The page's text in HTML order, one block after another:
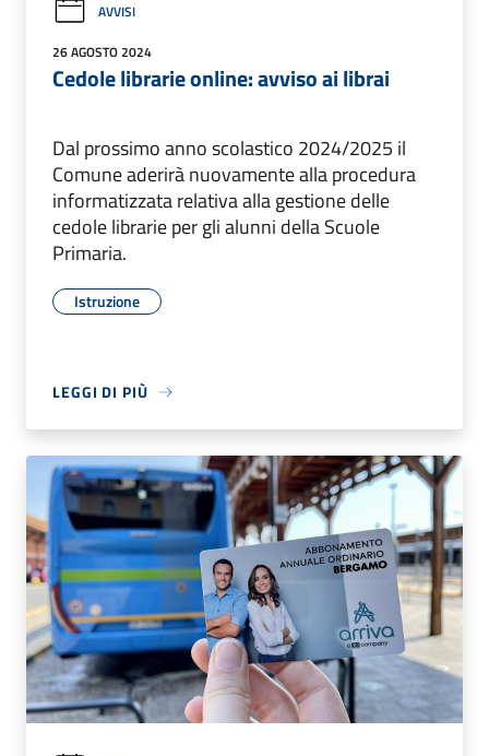
AVVISI
26 AGOSTO 2024
Cedole librarie online: avviso ai librai
Dal prossimo anno scolastico 2024/2025 il
Comune aderirà nuovamente alla procedura
informatizzata relativa alla gestione delle
cedole librarie per gli alunni della Scuole
Primaria.
Istruzione
LEGGI DI PIÙ